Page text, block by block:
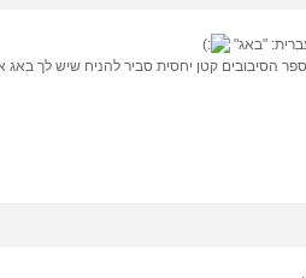
"באג"
הסיבובים קטן יחסית סביר להניח שיש לך באג